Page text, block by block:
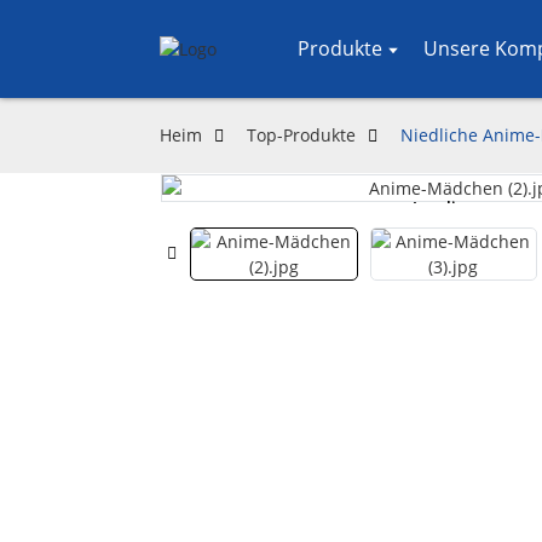
Produkte Unsere
Heim Top-Produkte Niedliche
Loading...
Loading...